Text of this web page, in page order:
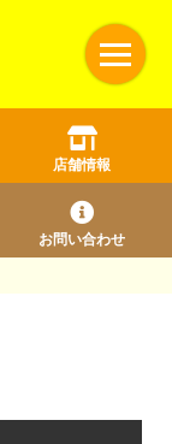
店舗情報
お問い合わせ